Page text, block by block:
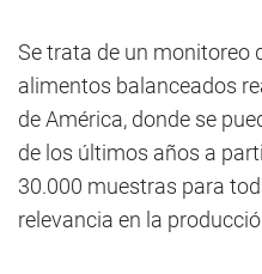
Se trata de un monitoreo
alimentos balanceados
de América, donde se
de los últimos años a
30.000 muestras para
relevancia en la